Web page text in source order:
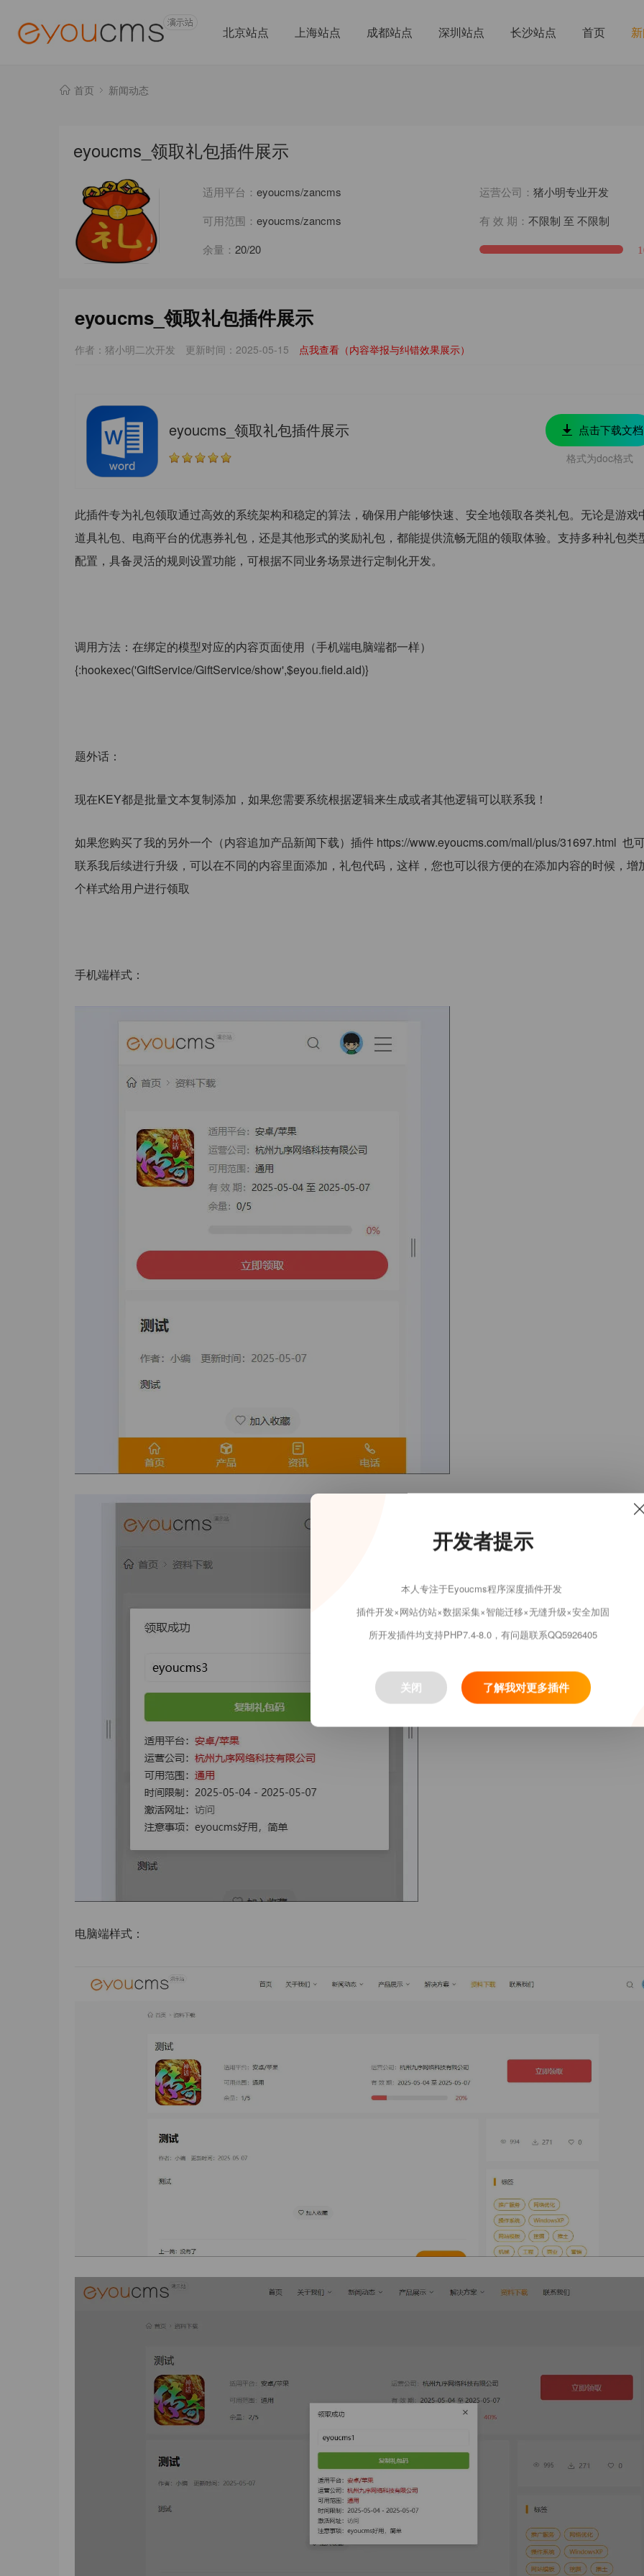
北京站点 上海站点 成都站点 深圳站点 长沙站点 首页
首页 新闻动态
eyoucms_领取礼包插件展示
适用平台： eyoucms/zancms 运营公司： 猪小明专业开发
可用范围： eyoucms/zancms 有 效 期： 不限制 至 不限制
余量： 20/20
eyoucms_领取礼包插件展示
作者：猪小明二次开发 更新时间：2025-05-15 点我查看（内容举报与纠错效果展示）
eyoucms_领取礼包插件展示 点击下载文档
格式为doc格式
此插件专为礼包领取通过高效的系统架构和稳定的算法，确保用户能够快速、安全地领取各类礼包。无论是游戏
道具礼包、电商平台的优惠券礼包，还是其他形式的奖励礼包，都能提供流畅无阻的领取体验。支持多种礼包类
配置，具备灵活的规则设置功能，可根据不同业务场景进行定制化开发。
调用方法：在绑定的模型对应的内容页面使用（手机端电脑端都一样）
{:hookexec('GiftService/GiftService/show',$eyou.field.aid)}
题外话：
现在KEY都是批量文本复制添加，如果您需要系统根据逻辑来生成或者其他逻辑可以联系我！
如果您购买了我的另外一个（内容追加产品新闻下载）插件 https://www.eyoucms.com/mall/plus/31697.html 也
联系我后续进行升级，可以在不同的内容里面添加，礼包代码，这样，您也可以很方便的在添加内容的时候，增
个样式给用户进行领取
手机端样式：
电脑端样式：
开发者提示
本人专注于Eyoucms程序深度插件开发
插件开发×网站仿站×数据采集×智能迁移×无缝升级×安全加固
所开发插件均支持PHP7.4-8.0，有问题联系QQ5926405
关闭 了解我对更多插件